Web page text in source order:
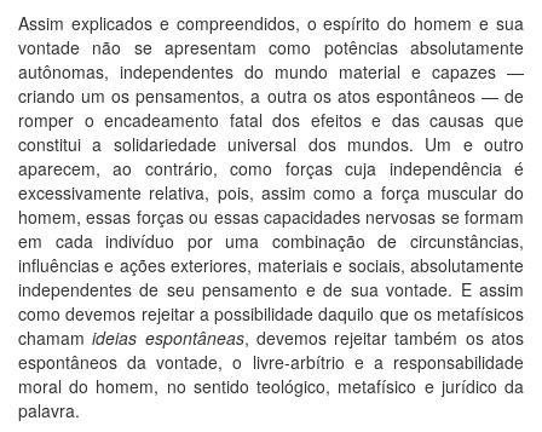
Assim explicados e compreendidos, o espírito do homem e sua
vontade não se apresentam como potências absolutamente
autônomas, independentes do mundo material e capazes —
criando um os pensamentos, a outra os atos espontâneos — de
romper o encadeamento fatal dos efeitos e das causas que
constitui a solidariedade universal dos mundos. Um e outro
aparecem, ao contrário, como forças cuja independência é
excessivamente relativa, pois, assim como a força muscular do
homem, essas forças ou essas capacidades nervosas se formam
em cada indivíduo por uma combinação de circunstâncias,
influências e ações exteriores, materiais e sociais, absolutamente
independentes de seu pensamento e de sua vontade. E assim
como devemos rejeitar a possibilidade daquilo que os metafísicos
chamamideias espontâneas, devemos rejeitar também os atos
espontâneos da vontade, o livre-arbítrio e a responsabilidade
moral do homem, no sentido teológico, metafísico e jurídico da
palavra.